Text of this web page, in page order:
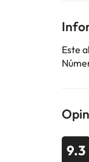
Este
9.3